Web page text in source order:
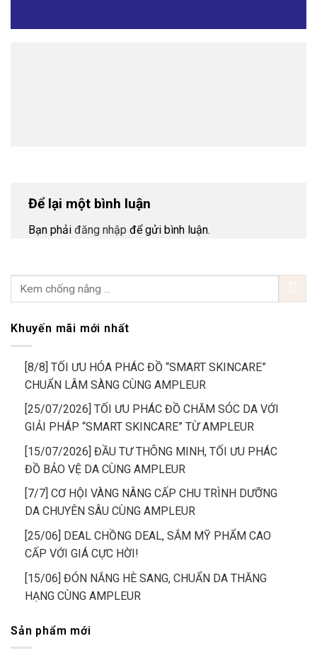
Để lại một bình luận
Bạn phải đăng nhập để gửi bình luận.
Khuyến mãi mới nhất
[8/8] TỐI ƯU HÓA PHÁC ĐỒ “SMART SKINCARE”
CHUẨN LÂM SÀNG CÙNG AMPLEUR
[25/07/2026] TỐI ƯU PHÁC ĐỒ CHĂM SÓC DA VỚI
GIẢI PHÁP “SMART SKINCARE” TỪ AMPLEUR
[15/07/2026] ĐẦU TƯ THÔNG MINH, TỐI ƯU PHÁC
ĐỒ BẢO VỆ DA CÙNG AMPLEUR
[7/7] CƠ HỘI VÀNG NÂNG CẤP CHU TRÌNH DƯỠNG
DA CHUYÊN SÂU CÙNG AMPLEUR
[25/06] DEAL CHỒNG DEAL, SẮM MỸ PHẨM CAO
CẤP VỚI GIÁ CỰC HỜI!
[15/06] ĐÓN NẮNG HÈ SANG, CHUẨN DA THĂNG
HẠNG CÙNG AMPLEUR
Sản phẩm mới